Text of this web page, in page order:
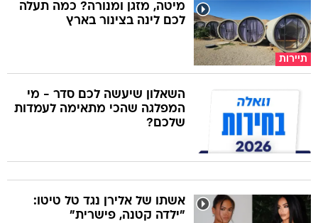
תיירות
מיטה, מזגן ומנורה? כמה תעלה
לכם לינה בצינור בארץ
השאלון שיעשה לכם סדר - מי
המפלגה שהכי מתאימה לעמדות
שלכם?
אשתו של אלירן נגד טל טיטו:
"ילדה קטנה, פישרית"